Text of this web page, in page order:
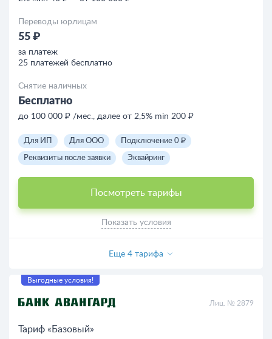
Переводы юрлицам
55 ₽
за платеж
25 платежей бесплатно
Снятие наличных
Бесплатно
до 100 000 ₽ /мес., далее от 2,5% min 200 ₽
Для ИП Для ООО Подключение 0 ₽
Реквизиты после заявки Эквайринг
Посмотреть тарифы
Показать условия
Еще 4 тарифа
Выгодные условия!
Лиц. № 2879
Тариф «Базовый»